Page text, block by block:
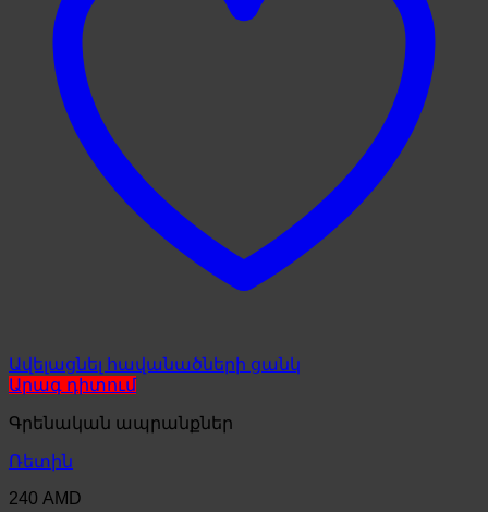
Ավելացնել հավանածների ցանկ
Արագ դիտում
Գրենական ապրանքներ
Ռետին
240 AMD